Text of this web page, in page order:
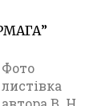
Фото
листівка